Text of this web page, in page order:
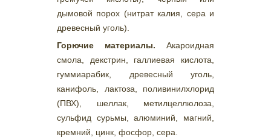
дымовой порох (нитрат калия, сера и
древесный уголь).
Горючие материалы. Акароидная
смола, декстрин, галлиевая кислота,
гуммиарабик, древесный уголь,
канифоль, лактоза, поливинилхлорид
(ПВХ), шеллак, метилцеллюлоза,
сульфид сурьмы, алюминий, магний,
кремний, цинк, фосфор, сера.